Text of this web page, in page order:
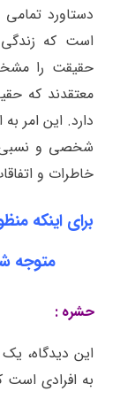
دستاورد
است که
حقیقت را
معتقدند که
دارد. این امر
شخصی و نسبی
خاطرات و
برای اینکه
متوجه
حشره :
این دیدگاه،
به افرادی